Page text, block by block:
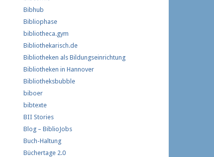
Bibhub
Bibliophase
bibliotheca.gym
Bibliothekarisch.de
Bibliotheken als Bildungseinrichtung
Bibliotheken in Hannover
Bibliotheksbubble
biboer
bibtexte
BII Stories
Blog – BiblioJobs
Buch-Haltung
Büchertage 2.0